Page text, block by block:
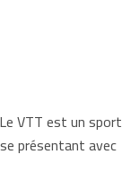
VTT est un sport
présentant avec